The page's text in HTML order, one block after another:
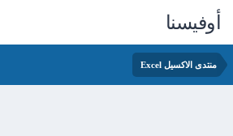
أوفيسنا
منتدى الاكسيل Excel